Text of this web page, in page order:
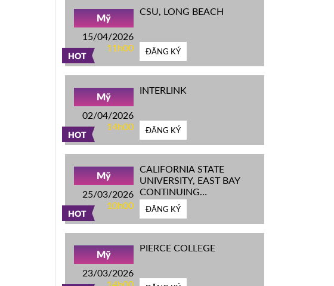
HOT
Mỹ
15/04/2026
11h00
CSU, LONG BEACH
ĐĂNG KÝ
HOT
Mỹ
02/04/2026
14h00
INTERLINK
ĐĂNG KÝ
HOT
Mỹ
25/03/2026
10h00
CALIFORNIA STATE
UNIVERSITY, EAST BAY
CONTINUING
EDUCATION
ĐĂNG KÝ
Mỹ
23/03/2026
PIERCE COLLEGE